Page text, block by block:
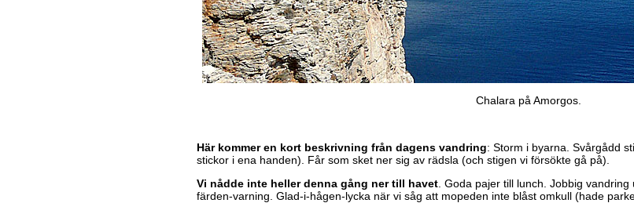
Chalara på Amorgos.
Här kommer en kort beskrivning från dagens vandring: Storm i byarna. Svårgådd
stickor i ena handen). Får som sket ner sig av rädsla (och stigen vi försökte gå på).
Vi nådde inte heller denna gång ner till havet . Goda pajer till lunch. Jobbig
färden-varning. Glad-i-hågen-lycka när vi såg att mopeden inte blåst omkull (hade